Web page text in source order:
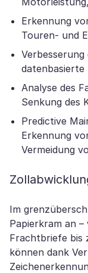
Erkennung
Touren- und
datenbasierte
Analyse des
Senkung des
Predictive
Erkennung
Vermeidung
Im
Papierkram an
Frachtbriefe bis
können dank